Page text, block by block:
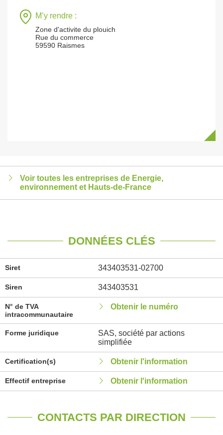
M’y rendre :
Zone d'activite du plouich
Rue du commerce
59590 Raismes
Voir toutes les entreprises de Energie,
environnement et Hauts-de-France
DONNÉES CLÉS
Siret 343403531-02700
Siren 343403531
N° de TVA
intracommunautaire
Obtenir le numéro
Forme juridique
SAS, société par actions
simplifiée
Certification(s) Obtenir l'information
Effectif entreprise Obtenir l'information
CONTACTS PAR DIRECTION